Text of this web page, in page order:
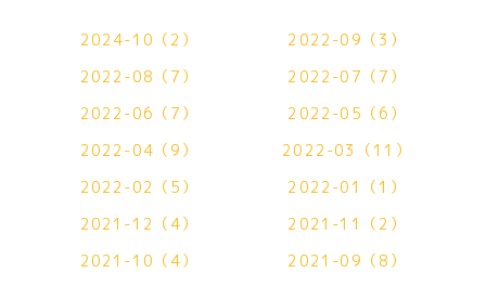
2024-10（2）
2022-09（3）
2022-08（7）
2022-07（7）
2022-06（7）
2022-05（6）
2022-04（9）
2022-03（11）
2022-02（5）
2022-01（1）
2021-12（4）
2021-11（2）
2021-10（4）
2021-09（8）